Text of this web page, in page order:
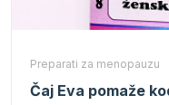
Preparati za menopauzu
Čaj Eva pomaže